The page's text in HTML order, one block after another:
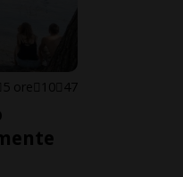
5 ore 10 47